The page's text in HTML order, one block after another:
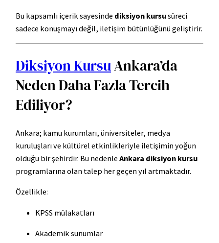
Bu kapsamlı içerik sayesinde diksiyon kursusüreci
sadece konuşmayı değil, iletişim bütünlüğünü geliştirir.
Diksiyon KursuAnkara’da
Neden Daha Fazla Tercih
Ediliyor?
Ankara; kamu kurumları, üniversiteler, medya
kuruluşları ve kültürel etkinlikleriyle iletişimin yoğun
olduğu bir şehirdir. Bu nedenle Ankara diksiyon kursu
programlarına olan talep her geçen yıl artmaktadır.
Özellikle:
KPSS mülakatları
Akademik sunumlar